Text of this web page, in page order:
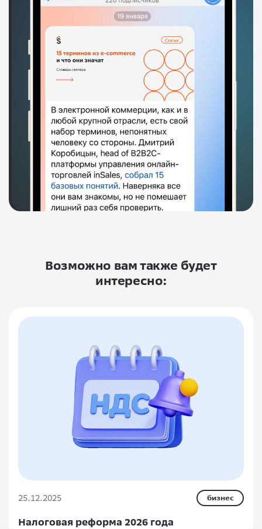
Возможно вам также будет
интересно:
25.12.2025 бизнес
Налоговая реформа 2026 года